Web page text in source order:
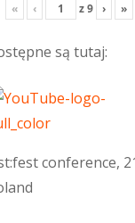
« ‹ z9 › »
są tutaj:
conference,